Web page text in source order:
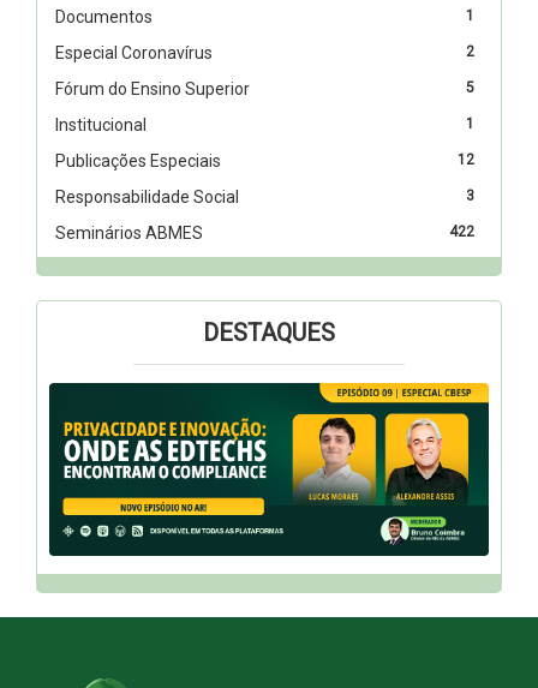
1
Documentos
2
Especial Coronavírus
5
Fórum do Ensino Superior
1
Institucional
12
Publicações Especiais
3
Responsabilidade Social
422
Seminários ABMES
DESTAQUES